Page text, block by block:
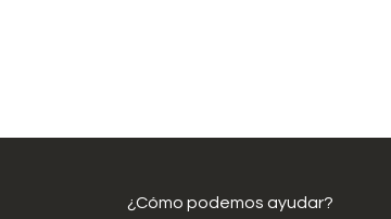
¿Cómo podemos ayudar?